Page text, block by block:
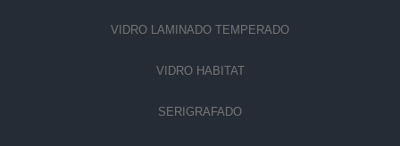
VIDRO LAMINADO TEMPERADO
VIDRO HABITAT
SERIGRAFADO